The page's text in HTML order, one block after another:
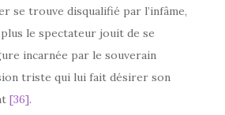
se trouve disqualifié par l’infâme,
le spectateur jouit de se
incarnée par le souverain
triste qui lui fait désirer son
[36].